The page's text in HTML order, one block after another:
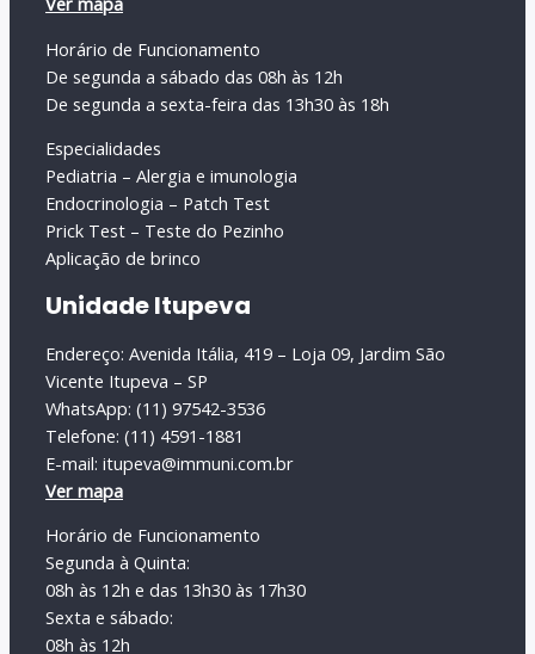
Horário de Funcionamento
De segunda a sábado das 08h às 12h
De segunda a sexta-feira das 13h30 às 18h
Especialidades
Pediatria – Alergia e imunologia
Endocrinologia – Patch Test
Prick Test – Teste do Pezinho
Aplicação de brinco
Unidade Itupeva
Endereço: Avenida Itália, 419 – Loja 09, Jardim São
Vicente Itupeva – SP
WhatsApp: (11) 97542-3536
Telefone: (11) 4591-1881
E-mail: itupeva@immuni.com.br
Ver mapa
Horário de Funcionamento
Segunda à Quinta:
08h às 12h e das 13h30 às 17h30
Sexta e sábado:
08h às 12h